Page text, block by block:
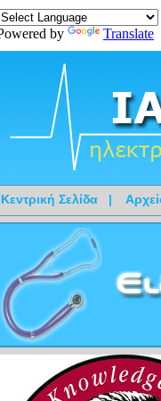
by Translate
Κεντρική Σελίδα |